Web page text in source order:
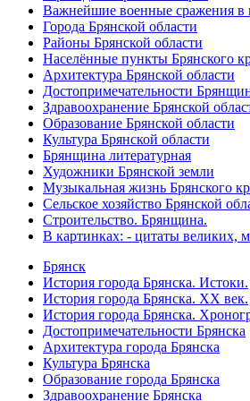
Важнейшие военные сражения в
Города Брянской области
Районы Брянской области
Населённые пункты Брянского
Архитектура Брянской области
Достопримечательности
Здравоохранение Брянской
Образование Брянской области
Культура Брянской области
Брянщина литературная
Художники Брянской земли
Музыкальная жизнь Брянского
Сельское хозяйство Брянской
Строительство. Брянщина.
В картинках: - цитаты великих,
Брянск
История города Брянска. Истоки.
История города Брянска. XX век.
История города Брянска.
Достопримечательности Брянска
Архитектура города Брянска
Культура Брянска
Образование города Брянска
Здравоохранение Брянска